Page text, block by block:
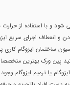
و با استفاده از
اجرای سریع
ساختمان ایزوگام
پین ورک بهترین
نیاز به تعویض ایزوگام یا